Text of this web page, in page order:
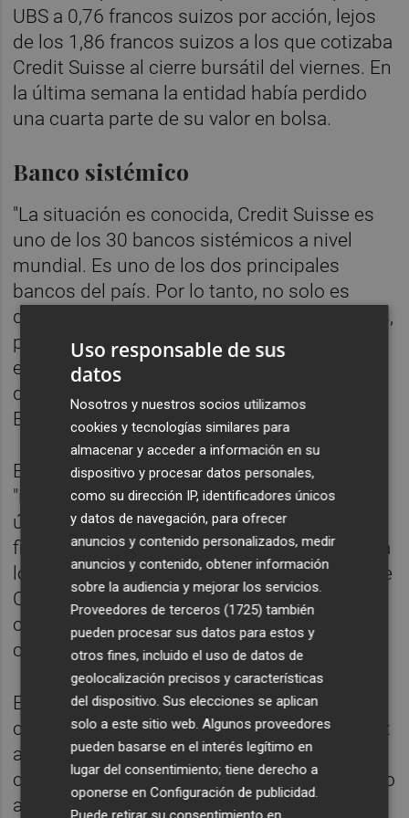
UBS a 0,76 francos suizos por acción, lejos
de los 1,86 francos suizos a los que cotizaba
Credit Suisse al cierre bursátil del viernes. En
la última semana la entidad había perdido
una cuarta parte de su valor en bolsa.
Banco sistémico
"La situación es conocida, Credit Suisse es
uno de los 30 bancos sistémicos a nivel
mundial. Es uno de los dos principales
bancos del país. Por lo tanto, no solo es
decisivo para Suiza, para nuestras empresas,
para los clientes privados, para sus propios
empleados, sino también para la estabilidad
de todo el sistema financiero", ha añadido
Berset.
El dirigente suizo se ha referido a las
"importantes turbulencias" sufridas en los
últimos días por varios mercados
financieros. "Esta turbulencia desestabilizó a
los bancos más frágiles y este fue el caso de
Credit Suisse. A pesar de la buena
capitalización, Credit Suisse ha perdido la
confianza de los bancos", ha explicado.
En consecuencia, "ante tal pérdida de
confianza, asegurar el suministro de liquidez
a un banco es una de las medidas a tomar
como máxima prioridad". Por ello el Gobierno
aprobó el jueves por la noche 50.000
Uso responsable de sus
datos
Nosotros y nuestros socios utilizamos
cookies y tecnologías similares para
almacenar y acceder a información en su
dispositivo y procesar datos personales,
como su dirección IP, identificadores únicos
y datos de navegación, para ofrecer
anuncios y contenido personalizados, medir
anuncios y contenido, obtener información
sobre la audiencia y mejorar los servicios.
Proveedores de terceros (1725) también
pueden procesar sus datos para estos y
otros fines, incluido el uso de datos de
geolocalización precisos y características
del dispositivo. Sus elecciones se aplican
solo a este sitio web. Algunos proveedores
pueden basarse en el interés legítimo en
lugar del consentimiento; tiene derecho a
oponerse enConfiguración de publicidad.